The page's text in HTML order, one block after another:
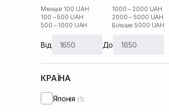
Менше 100 UAH
100 – 500 UAH
500 – 1000 UAH
1000 – 2000 UAH
2000 – 5000 UAH
Більше 5000 UAH
Від До
КРАЇНА
Японія (1)